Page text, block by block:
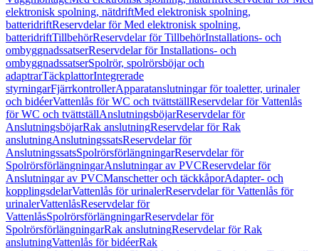
elektronisk spolning, nätdriftMed elektronisk spolning,
batteridriftReservdelar för Med elektronisk spolning,
batteridriftTillbehörReservdelar för TillbehörInstallations- och
ombyggnadssatserReservdelar för Installations- och
ombyggnadssatserSpolrör, spolrörsböjar och
adaptrarTäckplattorIntegrerade
styrningarFjärrkontrollerApparatanslutningar för toaletter, urinaler
och bidéerVattenlås för WC och tvättställReservdelar för Vattenlås
för WC och tvättställAnslutningsböjarReservdelar för
AnslutningsböjarRak anslutningReservdelar för Rak
anslutningAnslutningssatsReservdelar för
AnslutningssatsSpolrörsförlängningarReservdelar för
SpolrörsförlängningarAnslutningar av PVCReservdelar för
Anslutningar av PVCManschetter och täckkåporAdapter- och
kopplingsdelarVattenlås för urinalerReservdelar för Vattenlås för
urinalerVattenlåsReservdelar för
VattenlåsSpolrörsförlängningarReservdelar för
SpolrörsförlängningarRak anslutningReservdelar för Rak
anslutningVattenlås för bidéerRak